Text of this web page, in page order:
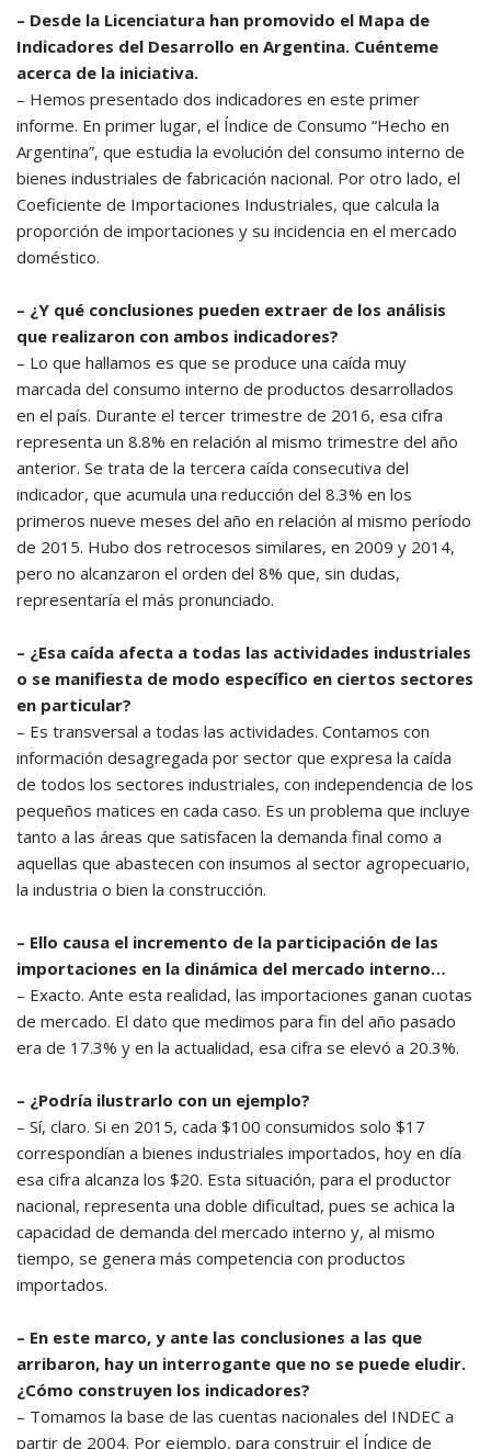
– Desde la Licenciatura han promovido el Mapa de
Indicadores del Desarrollo en Argentina. Cuénteme
acerca de la iniciativa.
– Hemos presentado dos indicadores en este primer
informe. En primer lugar, el Índice de Consumo “Hecho en
Argentina”, que estudia la evolución del consumo interno de
bienes industriales de fabricación nacional. Por otro lado, el
Coeficiente de Importaciones Industriales, que calcula la
proporción de importaciones y su incidencia en el mercado
doméstico.
– ¿Y qué conclusiones pueden extraer de los análisis
que realizaron con ambos indicadores?
– Lo que hallamos es que se produce una caída muy
marcada del consumo interno de productos desarrollados
en el país. Durante el tercer trimestre de 2016, esa cifra
representa un 8.8% en relación al mismo trimestre del año
anterior. Se trata de la tercera caída consecutiva del
indicador, que acumula una reducción del 8.3% en los
primeros nueve meses del año en relación al mismo período
de 2015. Hubo dos retrocesos similares, en 2009 y 2014,
pero no alcanzaron el orden del 8% que, sin dudas,
representaría el más pronunciado.
– ¿Esa caída afecta a todas las actividades industriales
o se manifiesta de modo específico en ciertos sectores
en particular?
– Es transversal a todas las actividades. Contamos con
información desagregada por sector que expresa la caída
de todos los sectores industriales, con independencia de los
pequeños matices en cada caso. Es un problema que incluye
tanto a las áreas que satisfacen la demanda final como a
aquellas que abastecen con insumos al sector agropecuario,
la industria o bien la construcción.
– Ello causa el incremento de la participación de las
importaciones en la dinámica del mercado interno…
– Exacto. Ante esta realidad, las importaciones ganan cuotas
de mercado. El dato que medimos para fin del año pasado
era de 17.3% y en la actualidad, esa cifra se elevó a 20.3%.
– ¿Podría ilustrarlo con un ejemplo?
– Sí, claro. Si en 2015, cada $100 consumidos solo $17
correspondían a bienes industriales importados, hoy en día
esa cifra alcanza los $20. Esta situación, para el productor
nacional, representa una doble dificultad, pues se achica la
capacidad de demanda del mercado interno y, al mismo
tiempo, se genera más competencia con productos
importados.
– En este marco, y ante las conclusiones a las que
arribaron, hay un interrogante que no se puede eludir.
¿Cómo construyen los indicadores?
– Tomamos la base de las cuentas nacionales del INDEC a
partir de 2004. Por ejemplo, para construir el Índice de